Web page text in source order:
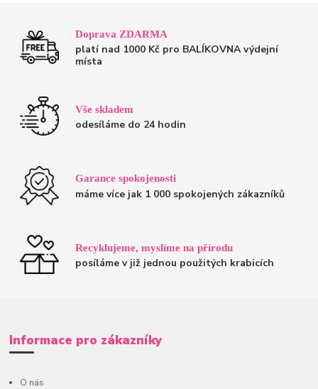
Doprava ZDARMA
platí nad 1000 Kč pro BALÍKOVNA výdejní
místa
Vše skladem
odesíláme do 24 hodin
Garance spokojenosti
máme více jak 1 000 spokojených zákazníků
Recyklujeme, myslíme na přírodu
posíláme v již jednou použitých krabicích
Informace pro zákazníky
O nás